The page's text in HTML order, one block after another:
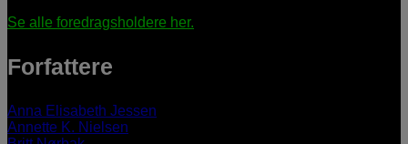
Se alle foredragsholdere her.
Forfattere
Anna Elisabeth Jessen
Annette K. Nielsen